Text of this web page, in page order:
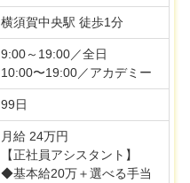
横須賀中央駅 徒歩1分
9:00～19:00／全日
10:00〜19:00／アカデミー
99日
月給 24万円
【正社員アシスタント】
◆基本給20万＋選べる手当